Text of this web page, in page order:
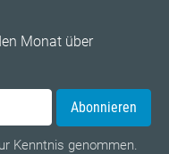
Monat über
Abonnieren
Kenntnis genommen.